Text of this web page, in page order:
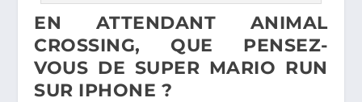
EN ATTENDANT ANIMAL
CROSSING, QUE PENSEZ-
VOUS DE SUPER MARIO RUN
SUR IPHONE ?